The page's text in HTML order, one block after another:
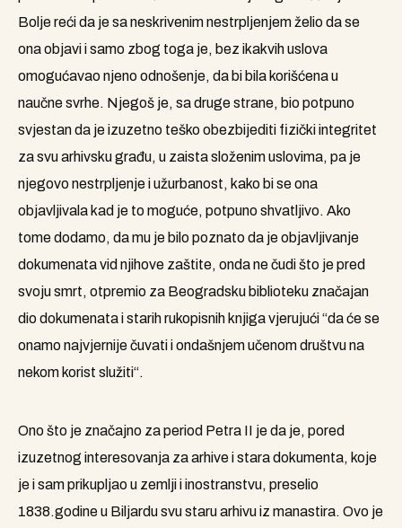
Bolje reći da je sa neskrivenim nestrpljenjem želio da se
ona objavi i samo zbog toga je, bez ikakvih uslova
omogućavao njeno odnošenje, da bi bila korišćena u
naučne svrhe. Njegoš je, sa druge strane, bio potpuno
svjestan da je izuzetno teško obezbijediti fizički integritet
za svu arhivsku građu, u zaista složenim uslovima, pa je
njegovo nestrpljenje i užurbanost, kako bi se ona
objavljivala kad je to moguće, potpuno shvatljivo. Ako
tome dodamo, da mu je bilo poznato da je objavljivanje
dokumenata vid njihove zaštite, onda ne čudi što je pred
svoju smrt, otpremio za Beogradsku biblioteku značajan
dio dokumenata i starih rukopisnih knjiga vjerujući “da će se
onamo najvjernije čuvati i ondašnjem učenom društvu na
nekom korist služiti“.
Ono što je značajno za period Petra II je da je, pored
izuzetnog interesovanja za arhive i stara dokumenta, koje
je i sam prikupljao u zemlji i inostranstvu, preselio
1838.godine u Biljardu svu staru arhivu iz manastira. Ovo je